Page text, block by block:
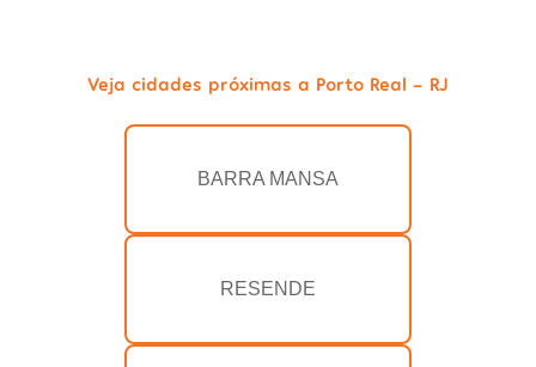
Veja cidades próximas a Porto Real - RJ
BARRA MANSA
RESENDE